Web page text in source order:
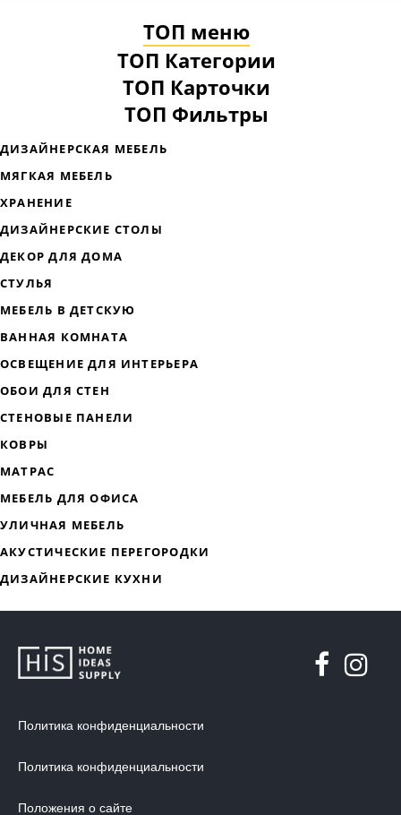
ТОП меню
ТОП Категории
ТОП Карточки
ТОП Фильтры
ДИЗАЙНЕРСКИЕ СТОЛЫ
ВАННАЯ КОМНАТА
ОСВЕЩЕНИЕ ДЛЯ ИНТЕРЬЕРА
Политика конфиденциальности
Политика конфиденциальности
Положения о сайте